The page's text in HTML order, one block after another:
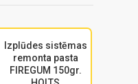
Izplūdes sistēmas
remonta pasta
FIREGUM 150gr.